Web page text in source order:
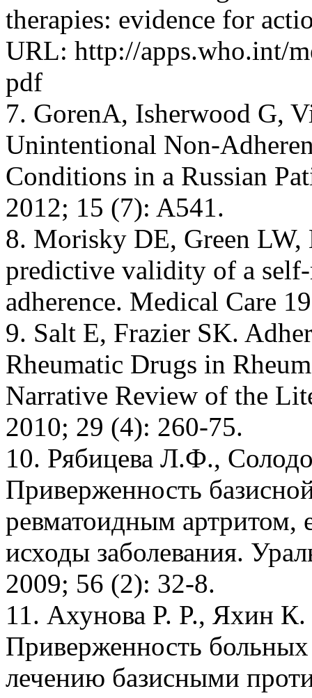
therapies: evidence for
URL: http://apps.who.int/
pdf
7. GorenA, Isherwood G,
Unintentional Non-
Conditions in a Russian
2012; 15 (7): A541.
8. Morisky DE, Green
predictive validity of a
adherence. Medical Care
9. Salt E, Frazier SK.
Rheumatic Drugs in
Narrative Review of the
2010; 29 (4): 260-75.
10. Рябицева Л.Ф.,
Приверженность
ревматоидным артритом,
исходы заболевания.
2009; 56 (2): 32-8.
11. Ахунова P. P., Яхин
Приверженность
лечению базисными